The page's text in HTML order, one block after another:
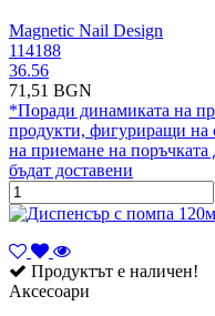
Magnetic Nail Design
114188
36.56
71,51 BGN
*Поради динамиката на
продукти, фигуриращи на
на приемане на поръчката
бъдат доставени
Продуктът е наличен!
Аксесоари